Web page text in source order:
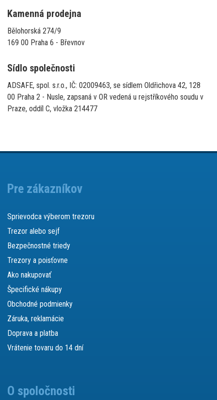
Kamenná prodejna
Bělohorská 274/9
169 00 Praha 6 - Břevnov
Sídlo společnosti
ADSAFE, spol. s.r.o., IČ: 02009463, se sídlem Oldřichova 42, 128
00 Praha 2 - Nusle, zapsaná v OR vedená u rejstříkového soudu v
Praze, oddíl C, vložka 214477
Pre zákazníkov
Sprievodca výberom trezoru
Trezor alebo sejf
Bezpečnostné triedy
Trezory a poisťovne
Ako nakupovať
Špecifické nákupy
Obchodné podmienky
Záruka, reklamácie
Doprava a platba
Vrátenie tovaru do 14 dní
O spoločnosti